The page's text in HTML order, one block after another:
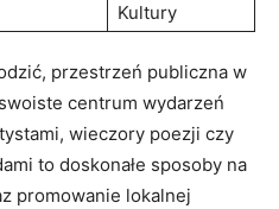
Kultury
przestrzeń publiczna w
centrum wydarzeń
wieczory poezji czy
to doskonałe sposoby na
promowanie lokalnej